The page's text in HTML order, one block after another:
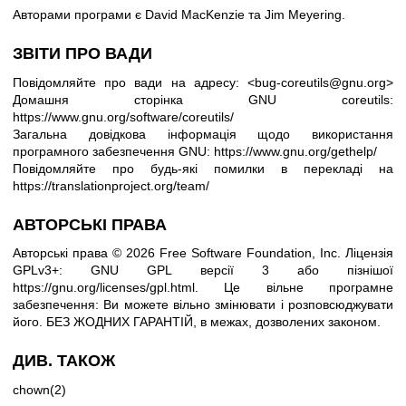
Авторами програми є David MacKenzie та Jim Meyering.
ЗВІТИ ПРО ВАДИ
Повідомляйте про вади на адресу: <bug-coreutils@gnu.org>
Домашня сторінка GNU coreutils:
https://www.gnu.org/software/coreutils/
Загальна довідкова інформація щодо використання
програмного забезпечення GNU: https://www.gnu.org/gethelp/
Повідомляйте про будь-які помилки в перекладі на
https://translationproject.org/team/
АВТОРСЬКІ ПРАВА
Авторські права © 2026 Free Software Foundation, Inc. Ліцензія
GPLv3+: GNU GPL версії 3 або пізнішої
https://gnu.org/licenses/gpl.html. Це вільне програмне
забезпечення: Ви можете вільно змінювати і розповсюджувати
його. БЕЗ ЖОДНИХ ГАРАНТІЙ, в межах, дозволених законом.
ДИВ. ТАКОЖ
chown(2)